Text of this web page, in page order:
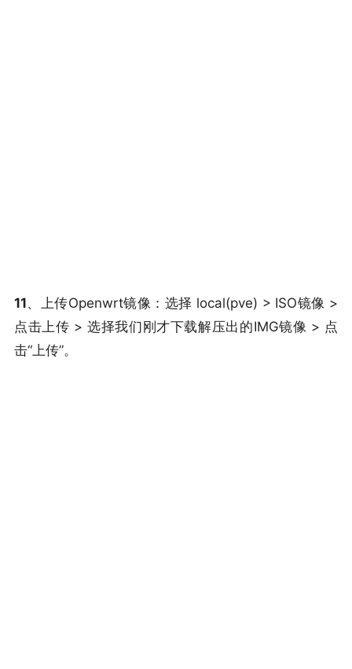
11、上传Openwrt镜像：选择 local(pve) > ISO镜像 >
点击上传 > 选择我们刚才下载解压出的IMG镜像 > 点
击“上传”。